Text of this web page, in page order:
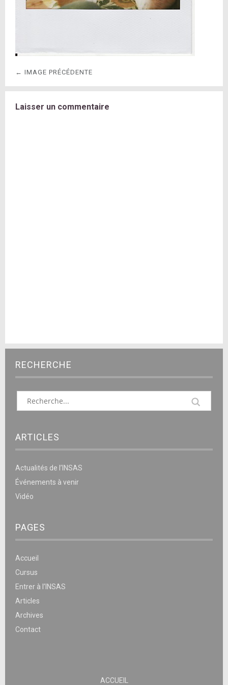
← IMAGE PRÉCÉDENTE
Laisser un commentaire
RECHERCHE
ARTICLES
Actualités de l’INSAS
Événements à venir
Vidéo
PAGES
Accueil
Cursus
Entrer à l’INSAS
Articles
Archives
Contact
ACCUEIL